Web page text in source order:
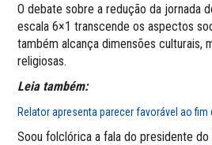
O debate sobre a redução da jornada
escala 6×1 transcende os aspectos
também alcança dimensões culturais,
religiosas.
Leia também:
Relator apresenta parecer favorável ao fim
Soou folclórica a fala do presidente do